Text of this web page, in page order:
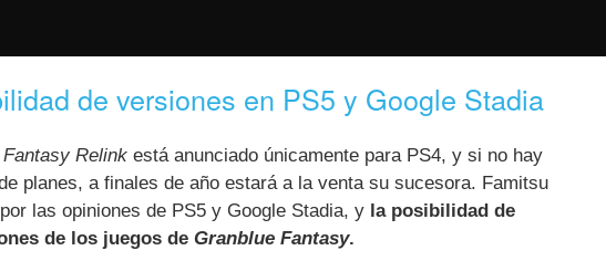
de versiones en PS5 y Google Stadia
Relink está anunciado únicamente para PS4, y si no hay
planes, a finales de año estará a la venta su sucesora. Famitsu
las opiniones de PS5 y Google Stadia, y la posibilidad de
de los juegos de Granblue Fantasy.